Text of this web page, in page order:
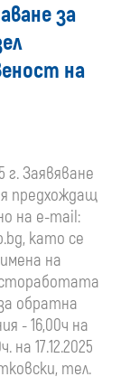
за
на
г. Заявяване
предхождащ
на e-mail:
, като се
на
обратна
- 16,00ч на
на 17.12.2025
тел.